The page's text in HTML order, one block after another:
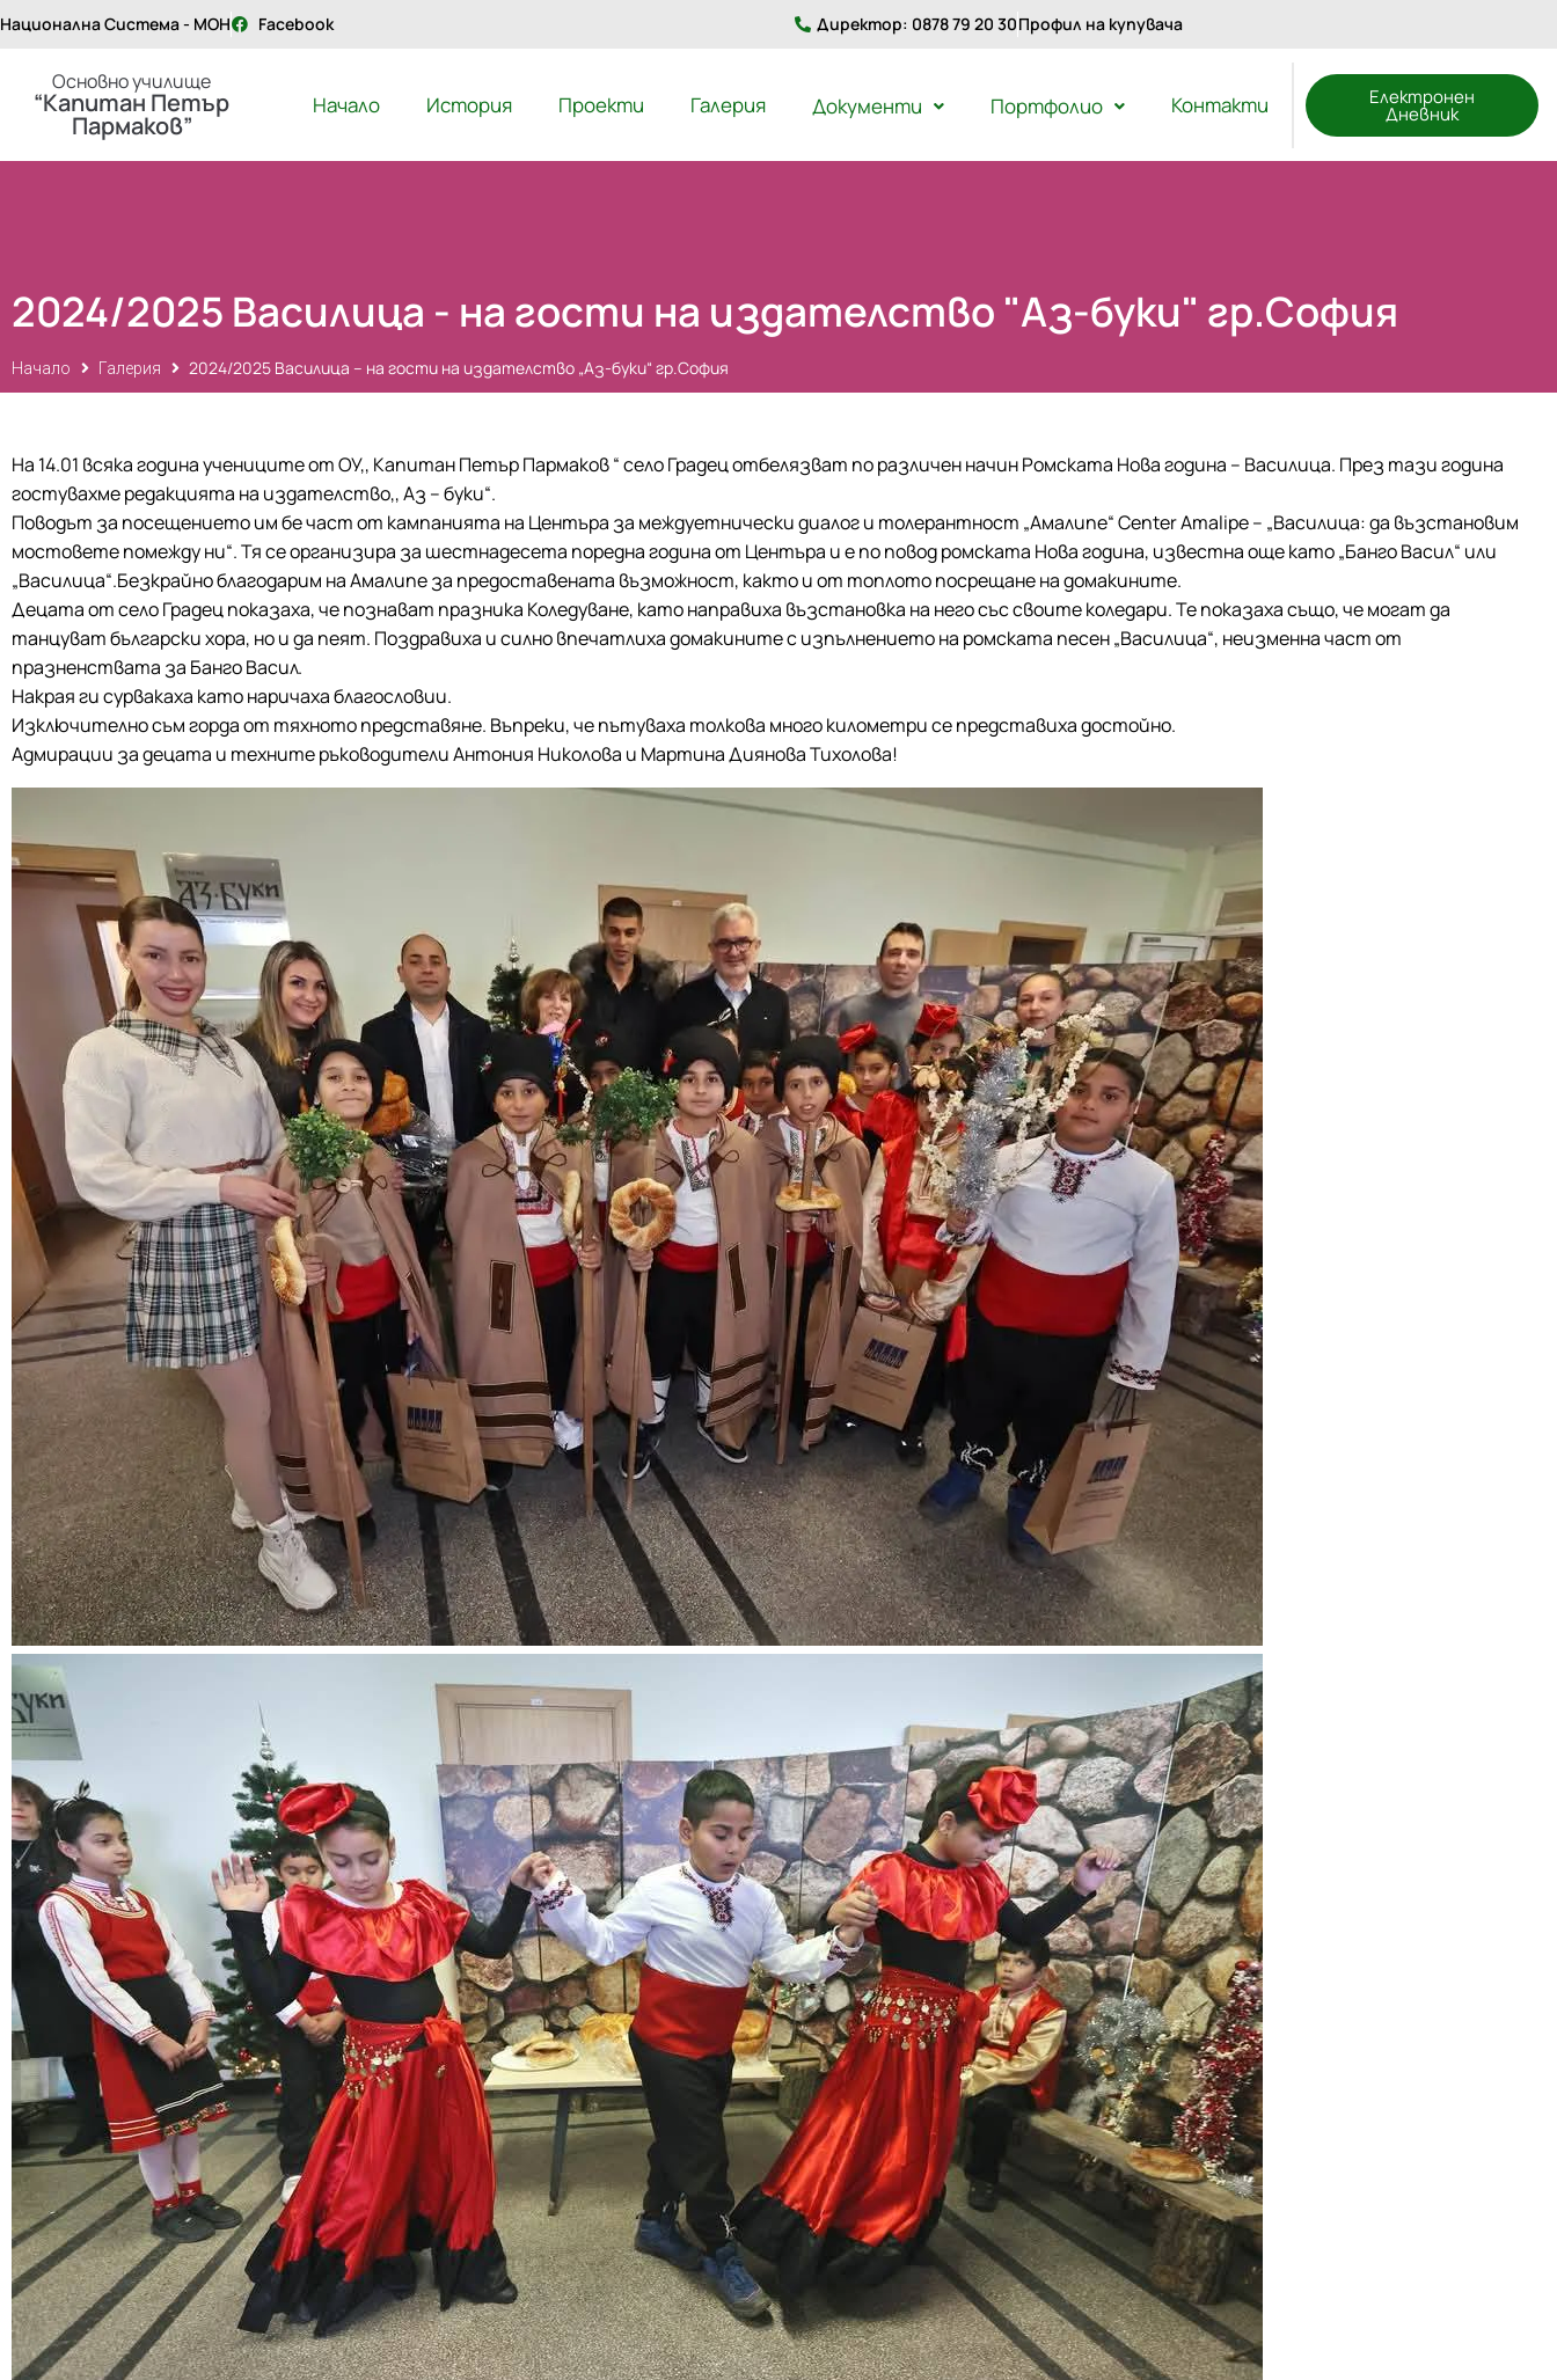
Национална Система - МОН Facebook Директор: 0878 79 20 30Профил на купувача
Основно училище
“Капитан Петър
Пармаков”
Начало История Проекти Галерия Документи Портфолио Контакти Електронен
Дневник
2024/2025 Василица - на гости на издателство "Аз-буки" гр.София
Начало Галерия 2024/2025 Василица – на гости на издателство „Аз-буки“ гр.София
На 14.01 всяка година учениците от ОУ,, Капитан Петър Пармаков “ село Градец отбелязват по различен начин Ромската Нова година – Василица. През тази година
гостувахме редакцията на издателство,, Аз – буки“.
Поводът за посещението им бе част от кампанията на Центъра за междуетнически диалог и толерантност „Амалипе“ Center Amalipe – „Василица: да възстановим
мостовете помежду ни“. Тя се организира за шестнадесета поредна година от Центъра и е по повод ромската Нова година, известна още като „Банго Васил“ или
„Василица“.Безкрайно благодарим на Амалипе за предоставената възможност, както и от топлото посрещане на домакините.
Децата от село Градец показаха, че познават празника Коледуване, като направиха възстановка на него със своите коледари. Те показаха също, че могат да
танцуват български хора, но и да пеят. Поздравиха и силно впечатлиха домакините с изпълнението на ромската песен „Василица“, неизменна част от
празненствата за Банго Васил.
Накрая ги сурвакаха като наричаха благословии.
Изключително съм горда от тяхното представяне. Въпреки, че пътуваха толкова много километри се представиха достойно.
Адмирации за децата и техните ръководители Антония Николова и Мартина Диянова Тихолова!